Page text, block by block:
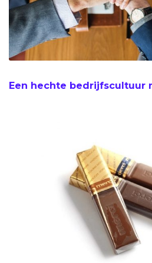
Een hechte bedrijfscultuur